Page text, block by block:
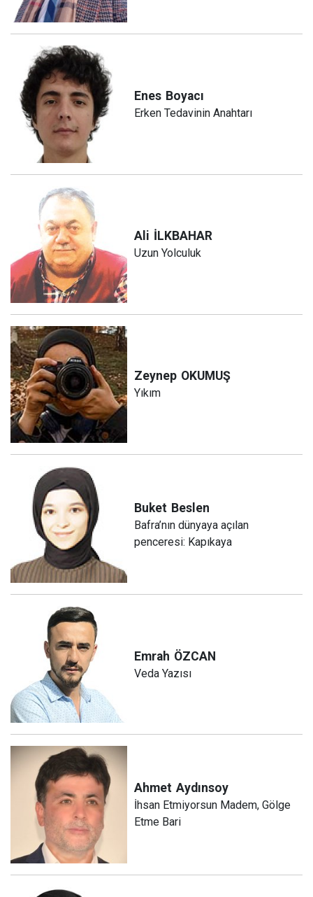
Enes Boyacı
Erken Tedavinin Anahtarı
Ali İLKBAHAR
Uzun Yolculuk
Zeynep OKUMUŞ
Yıkım
Buket Beslen
Bafra’nın dünyaya açılan
penceresi: Kapıkaya
Emrah ÖZCAN
Veda Yazısı
Ahmet Aydınsoy
İhsan Etmiyorsun Madem, Gölge
Etme Bari